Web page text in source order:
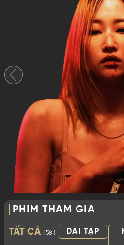
PHIM THAM GIA
TẤT CẢ ( 58 ) DÀI TẬP